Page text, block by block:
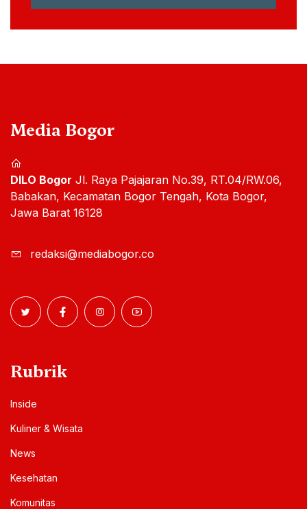
Media Bogor
DILO Bogor Jl. Raya Pajajaran No.39, RT.04/RW.06,
Babakan, Kecamatan Bogor Tengah, Kota Bogor,
Jawa Barat 16128
redaksi@mediabogor.co
Rubrik
Inside
Kuliner & Wisata
News
Kesehatan
Komunitas